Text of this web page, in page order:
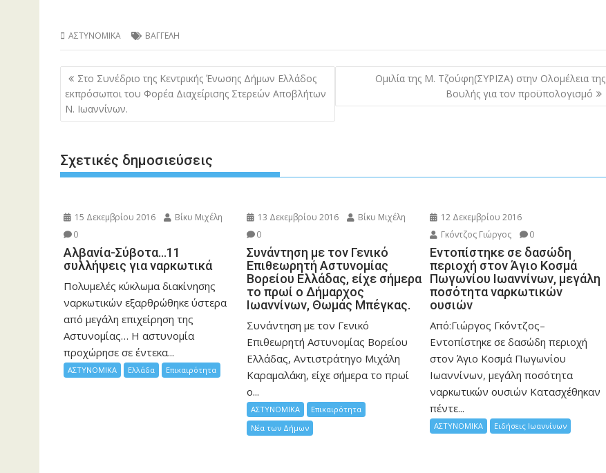
ΑΣΤΥΝΟΜΙΚΑ ΒΑΓΓΕΛΗ
Πλοήγηση
άρθρων
Στο Συνέδριο της Κεντρικής Ένωσης Δήμων Ελλάδος
εκπρόσωποι του Φορέα Διαχείρισης Στερεών Αποβλήτων
Ν. Ιωαννίνων.
Ομιλία της Μ. Τζούφη(ΣΥΡΙΖΑ) στην Ολομέλεια της
Βουλής για τον προϋπολογισμό
Σχετικές δημοσιεύσεις
15 Δεκεμβρίου 2016
Βίκυ Μιχέλη
0
Αλβανία-Σύβοτα…11
συλλήψεις για ναρκωτικά
Πολυμελές κύκλωμα διακίνησης
ναρκωτικών εξαρθρώθηκε ύστερα
από μεγάλη επιχείρηση της
Αστυνομίας… Η αστυνομία
προχώρησε σε έντεκα...
ΑΣΤΥΝΟΜΙΚΑ Ελλάδα Επικαιρότητα
13 Δεκεμβρίου 2016
Βίκυ Μιχέλη
0
Συνάντηση με τον Γενικό
Επιθεωρητή Αστυνομίας
Βορείου Ελλάδας, είχε σήμερα
το πρωί ο Δήμαρχος
Ιωαννίνων, Θωμάς Μπέγκας.
Συνάντηση με τον Γενικό
Επιθεωρητή Αστυνομίας Βορείου
Ελλάδας, Αντιστράτηγο Μιχάλη
Καραμαλάκη, είχε σήμερα το πρωί
ο...
ΑΣΤΥΝΟΜΙΚΑ
Επικαιρότητα
Νέα των Δήμων
12 Δεκεμβρίου 2016
Γκόντζος Γιώργος
0
Εντοπίστηκε σε δασώδη
περιοχή στον Άγιο Κοσμά
Πωγωνίου Ιωαννίνων, μεγάλη
ποσότητα ναρκωτικών
ουσιών
Από:Γιώργος Γκόντζος–
Εντοπίστηκε σε δασώδη περιοχή
στον Άγιο Κοσμά Πωγωνίου
Ιωαννίνων, μεγάλη ποσότητα
ναρκωτικών ουσιών Κατασχέθηκαν
πέντε...
ΑΣΤΥΝΟΜΙΚΑ Ειδήσεις Ιωαννίνων